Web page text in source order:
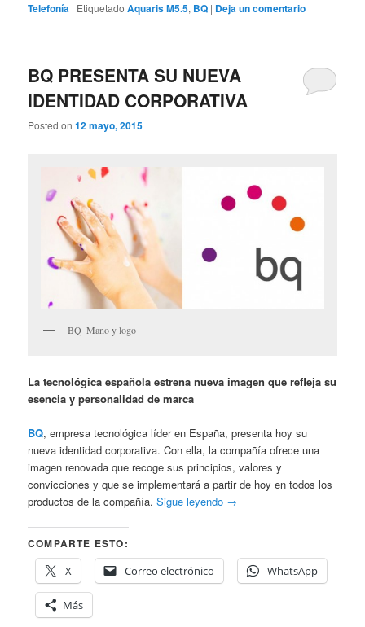
Telefonía | Etiquetado Aquaris M5.5, BQ | Deja un comentario
BQ PRESENTA SU NUEVA
IDENTIDAD CORPORATIVA
Posted on12 mayo, 2015
BQ_Mano y logo
La tecnológica española estrena nueva imagen que refleja su
esencia y personalidad de marca
BQ, empresa tecnológica líder en España, presenta hoy su
nueva identidad corporativa. Con ella, la compañía ofrece una
imagen renovada que recoge sus principios, valores y
convicciones y que se implementará a partir de hoy en todos los
productos de la compañía.Sigue leyendo →
COMPARTE ESTO:
X
Correo electrónico WhatsApp
Más